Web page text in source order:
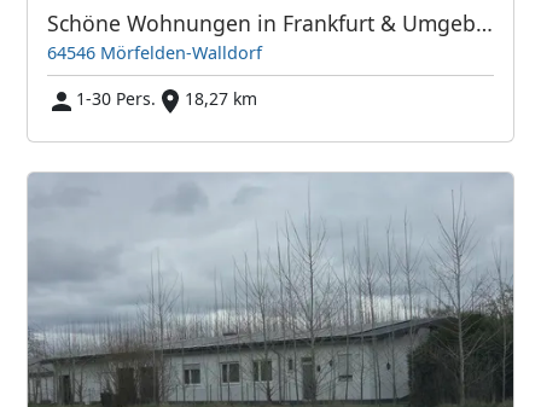
Schöne Wohnungen in Frankfurt & Umgebung - PIM APARTMENTS
64546 Mörfelden-Walldorf
1-30 Pers.
18,27 km